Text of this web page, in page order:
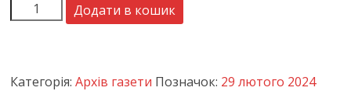
Додати в кошик
Категорія:Архів газети Позначок: 29 лютого 2024